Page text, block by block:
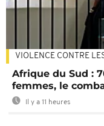
VIOLENCE CONTRE
Afrique du Sud :
femmes, le
Il y a 11 heures